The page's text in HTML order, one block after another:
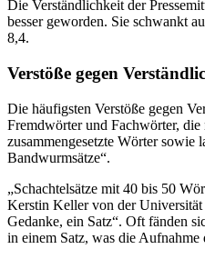
Die Verständlichkeit der
besser geworden. Sie schwankt
8,4.
Verstöße gegen
Die häufigsten Verstöße gegen
Fremdwörter und Fachwörter,
zusammengesetzte Wörter sowie
Bandwurmsätze“.
„Schachtelsätze mit 40 bis 50
Kerstin Keller von der
Gedanke, ein Satz“. Oft fänden
in einem Satz, was die